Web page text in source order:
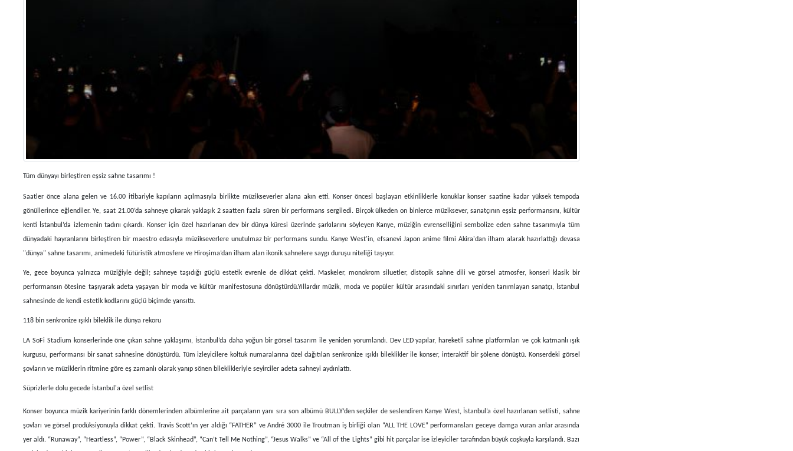
Tüm dünyayı birleştiren eşsiz sahne tasarımı !
Saatler önce alana gelen ve 16.00 itibariyle kapıların açılmasıyla birlikte müzikseverler alana akın etti. Konser öncesi başlayan etkinliklerle konuklar konser saatine kadar yüksek tempoda
gönüllerince eğlendiler. Ye, saat 21.00’da sahneye çıkarak yaklaşık 2 saatten fazla süren bir performans sergiledi. Birçok ülkeden on binlerce müziksever, sanatçının eşsiz performansını, kültür
kenti İstanbul’da izlemenin tadını çıkardı. Konser için özel hazırlanan dev bir dünya küresi üzerinde şarkılarını söyleyen Kanye, müziğin evrenselliğini sembolize eden sahne tasarımıyla tüm
dünyadaki hayranlarını birleştiren bir maestro edasıyla müzikseverlere unutulmaz bir performans sundu. Kanye West'in, efsanevi Japon anime filmi Akira'dan ilham alarak hazırlattığı devasa
"dünya" sahne tasarımı, animedeki fütüristik atmosfere ve Hiroşima’dan ilham alan ikonik sahnelere saygı duruşu niteliği taşıyor.
Ye, gece boyunca yalnızca müziğiyle değil; sahneye taşıdığı güçlü estetik evrenle de dikkat çekti. Maskeler, monokrom siluetler, distopik sahne dili ve görsel atmosfer, konseri klasik bir
performansın ötesine taşıyarak adeta yaşayan bir moda ve kültür manifestosuna dönüştürdü.Yıllardır müzik, moda ve popüler kültür arasındaki sınırları yeniden tanımlayan sanatçı, İstanbul
sahnesinde de kendi estetik kodlarını güçlü biçimde yansıttı.
118 bin senkronize ışıklı bileklik ile dünya rekoru
LA SoFi Stadium konserlerinde öne çıkan sahne yaklaşımı, İstanbul’da daha yoğun bir görsel tasarım ile yeniden yorumlandı. Dev LED yapılar, hareketli sahne platformları ve çok katmanlı ışık
kurgusu, performansı bir sanat sahnesine dönüştürdü. Tüm izleyicilere koltuk numaralarına özel dağıtılan senkronize ışıklı bileklikler ile konser, interaktif bir şölene dönüştü. Konserdeki görsel
şovların ve müziklerin ritmine göre eş zamanlı olarak yanıp sönen bileklikleriyle seyirciler adeta sahneyi aydınlattı.
Süprizlerle dolu gecede İstanbul'a özel setlist
Konser boyunca müzik kariyerinin farklı dönemlerinden albümlerine ait parçaların yanı sıra son albümü BULLY’den seçkiler de seslendiren Kanye West, İstanbul’a özel hazırlanan setlisti, sahne
şovları ve görsel prodüksiyonuyla dikkat çekti. Travis Scott’ın yer aldığı “FATHER” ve André 3000 ile Troutman iş birliği olan “ALL THE LOVE” performansları geceye damga vuran anlar arasında
yer aldı. “Runaway”, “Heartless”, “Power”, “Black Skinhead”, “Can’t Tell Me Nothing”, “Jesus Walks” ve “All of the Lights” gibi hit parçalar ise izleyiciler tarafından büyük coşkuyla karşılandı. Bazı